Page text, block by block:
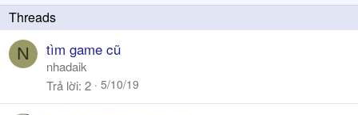
N tìm game cũ
nhadaik
Trả lời 2 5/10/19